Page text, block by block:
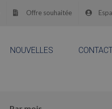
Offre souhaitée
NOUVELLES